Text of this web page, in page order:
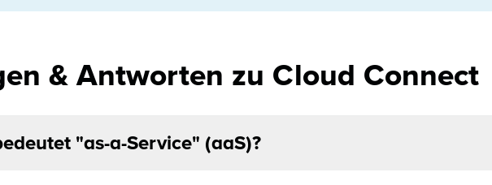
& Antworten zu Cloud Connect
"as-a-Service" (aaS)?